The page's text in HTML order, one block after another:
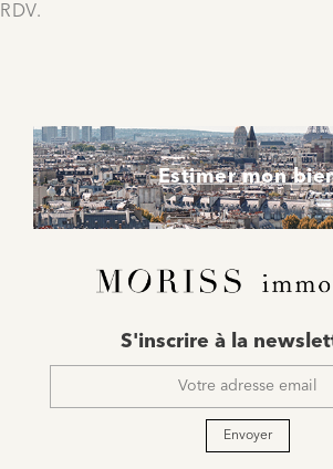
RDV.
Estimer mon
mail
S'inscrire à la
Envoyer